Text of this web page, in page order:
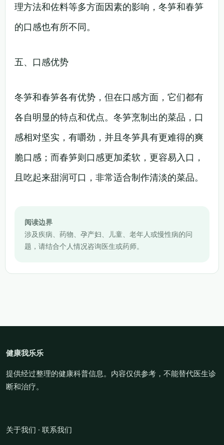
理方法和佐料等多方面因素的影响，冬笋和春笋
的口感也有所不同。
五、口感优势
冬笋和春笋各有优势，但在口感方面，它们都有
各自明显的特点和优点。冬笋烹制出的菜品，口
感相对坚实，有嚼劲，并且冬笋具有更难得的爽
脆口感；而春笋则口感更加柔软，更容易入口，
且吃起来甜润可口，非常适合制作清淡的菜品。
阅读边界
涉及疾病、药物、孕产妇、儿童、老年人或慢性病的问
题，请结合个人情况咨询医生或药师。
健康我乐乐
提供经过整理的健康科普信息。内容仅供参考，不能替代医生诊
断和治疗。
关于我们 · 联系我们